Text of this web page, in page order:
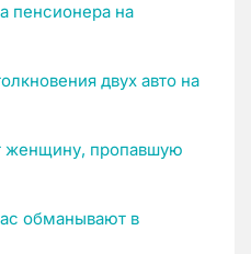
пенсионера на
двух авто на
женщину, пропавшую
обманывают в